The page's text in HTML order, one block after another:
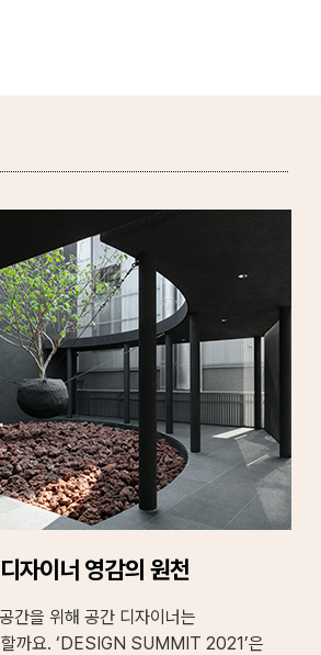
자이너 영감의 원천
간을 위해 공간 디자이너는
까요. ‘DESIGN SUMMIT 2021’은